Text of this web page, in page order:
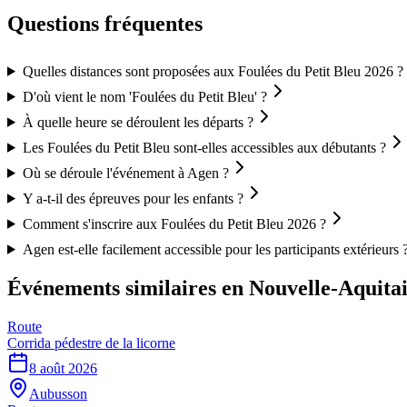
Questions fréquentes
Quelles distances sont proposées aux Foulées du Petit Bleu 2026 ?
D'où vient le nom 'Foulées du Petit Bleu' ?
À quelle heure se déroulent les départs ?
Les Foulées du Petit Bleu sont-elles accessibles aux débutants ?
Où se déroule l'événement à Agen ?
Y a-t-il des épreuves pour les enfants ?
Comment s'inscrire aux Foulées du Petit Bleu 2026 ?
Agen est-elle facilement accessible pour les participants extérieurs
Événements similaires en Nouvelle-
Route
Corrida pédestre de la licorne
8 août 2026
Aubusson